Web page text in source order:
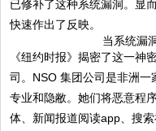
已修补了这种系统漏洞。显
快速作出了反映。
当系统漏
《纽约时报》揭密了这一神
司。NSO 集团公司是非洲
专业和隐敝。她们将恶意程
体、新闻报道阅读app、搜